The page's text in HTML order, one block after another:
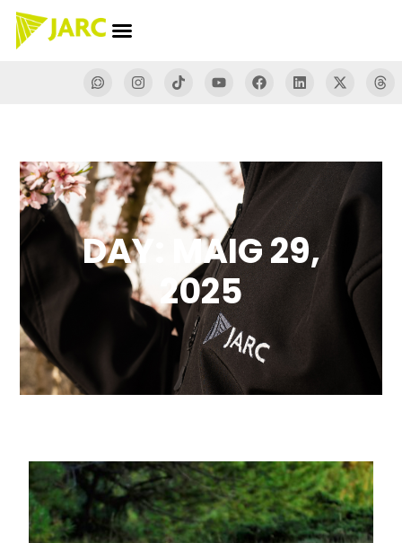
DAY: MAIG 29,
2025